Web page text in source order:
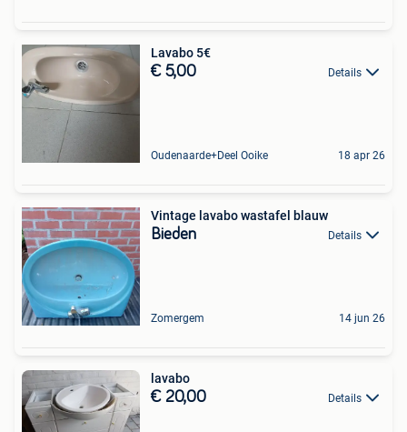
Lavabo 5€
€ 5,00 Details
Oudenaarde+Deel Ooike 18 apr 26
Vintage lavabo wastafel blauw
Bieden Details
Zomergem 14 jun 26
lavabo
€ 20,00 Details